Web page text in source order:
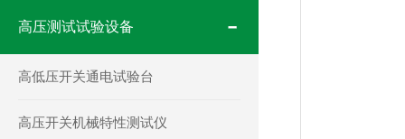
高压测试试验设备
高低压开关通电试验台
高压开关机械特性测试仪